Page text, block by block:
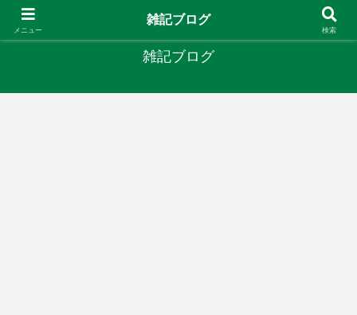
やりたいことがあるなら やってみたら？
雑記ブログ
メニュー
雑記ブログ
検索